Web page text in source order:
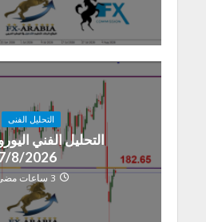
التحليل الفنى
التحليل الفني
8/2026
3 ساعات مضى